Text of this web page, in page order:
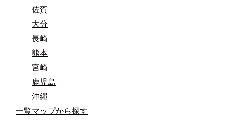
佐賀
大分
長崎
熊本
宮崎
鹿児島
沖縄
一覧マップから探す